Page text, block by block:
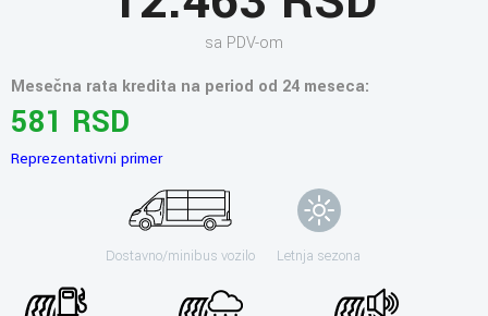
sa PDV-om
Mesečna rata kredita na period od 24 meseca:
581 RSD
Reprezentativni primer
Dostavno/minibus vozilo Letnja sezona